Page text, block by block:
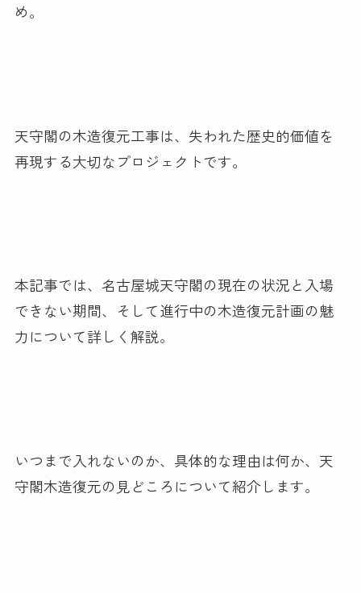
め。
天守閣の木造復元工事は、失われた歴史的価値を
再現する大切なプロジェクトです。
本記事では、名古屋城天守閣の現在の状況と入場
できない期間、そして進行中の木造復元計画の魅
力について詳しく解説。
いつまで入れないのか、具体的な理由は何か、天
守閣木造復元の見どころについて紹介します。